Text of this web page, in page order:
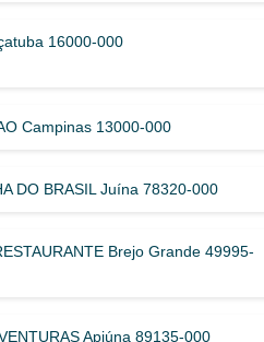
16000-000
Campinas 13000-000
DO BRASIL Juína 78320-000
Brejo Grande 49995-
Apiúna 89135-000